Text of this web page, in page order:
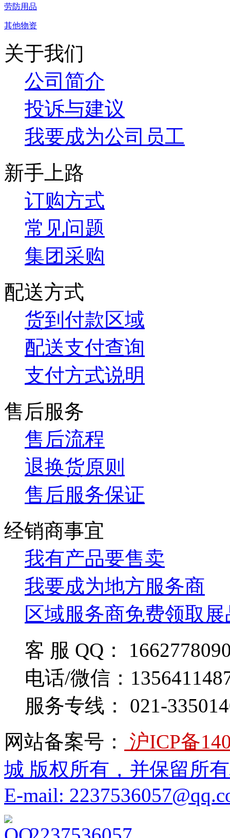
劳防用品
其他物资
关于我们
公司简介
投诉与建议
我要成为公司员工
新手上路
订购方式
常见问题
集团采购
配送方式
货到付款区域
配送支付查询
支付方式说明
售后服务
售后流程
退换货原则
售后服务保证
经销商事宜
我有产品要售卖
我要成为地方服务商
区域服务商免费领取展
客 服 QQ：
电话/微信：
服务专线： 021-
网站备案号：
沪ICP备
城 版权所有，并保留所
E-mail: